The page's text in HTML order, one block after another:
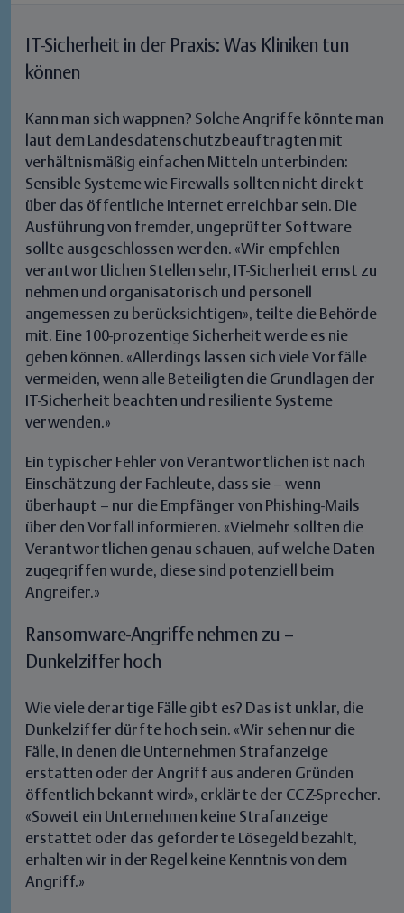
IT-Sicherheit in der Praxis: Was Kliniken tun
können
Kann man sich wappnen? Solche Angriffe könnte man
laut dem Landesdatenschutzbeauftragten mit
verhältnismäßig einfachen Mitteln unterbinden:
Sensible Systeme wie Firewalls sollten nicht direkt
über das öffentliche Internet erreichbar sein. Die
Ausführung von fremder, ungeprüfter Software
sollte ausgeschlossen werden. «Wir empfehlen
verantwortlichen Stellen sehr, IT-Sicherheit ernst zu
nehmen und organisatorisch und personell
angemessen zu berücksichtigen», teilte die Behörde
mit. Eine 100-prozentige Sicherheit werde es nie
geben können. «Allerdings lassen sich viele Vorfälle
vermeiden, wenn alle Beteiligten die Grundlagen der
IT-Sicherheit beachten und resiliente Systeme
verwenden.»
Ein typischer Fehler von Verantwortlichen ist nach
Einschätzung der Fachleute, dass sie – wenn
überhaupt – nur die Empfänger von Phishing-Mails
über den Vorfall informieren. «Vielmehr sollten die
Verantwortlichen genau schauen, auf welche Daten
zugegriffen wurde, diese sind potenziell beim
Angreifer.»
Ransomware-Angriffe nehmen zu –
Dunkelziffer hoch
Wie viele derartige Fälle gibt es? Das ist unklar, die
Dunkelziffer dürfte hoch sein. «Wir sehen nur die
Fälle, in denen die Unternehmen Strafanzeige
erstatten oder der Angriff aus anderen Gründen
öffentlich bekannt wird», erklärte der CCZ-Sprecher.
«Soweit ein Unternehmen keine Strafanzeige
erstattet oder das geforderte Lösegeld bezahlt,
erhalten wir in der Regel keine Kenntnis von dem
Angriff.»